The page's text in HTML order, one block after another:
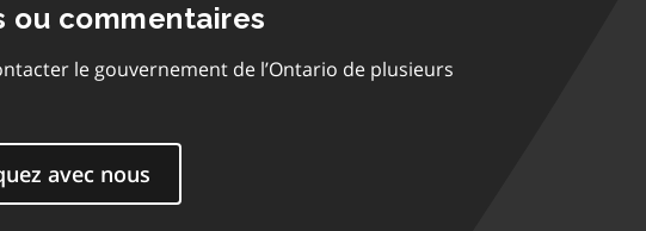
ou commentaires
le gouvernement de l’Ontario de plusieurs
avec nous